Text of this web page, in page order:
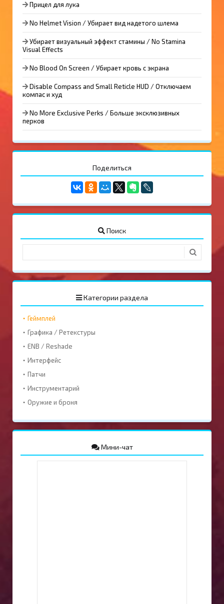
Прицел для лука
No Helmet Vision / Убирает вид надетого шлема
Убирает визуальный эффект стамины / No Stamina
Visual Effects
No Blood On Screen / Убирает кровь с экрана
Disable Compass and Small Reticle HUD / Отключаем
компас и худ
No More Exclusive Perks / Больше эксклюзивных
перков
Поделиться
Поиск
Категории раздела
Геймплей
Графика / Ретекстуры
ENB / Reshade
Интерфейс
Патчи
Инструментарий
Оружие и броня
Мини-чат